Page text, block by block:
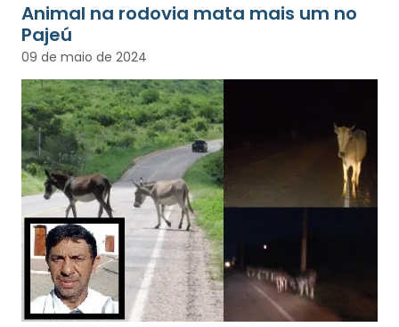
Animal na rodovia mata mais um no
Pajeú
09 de maio de 2024